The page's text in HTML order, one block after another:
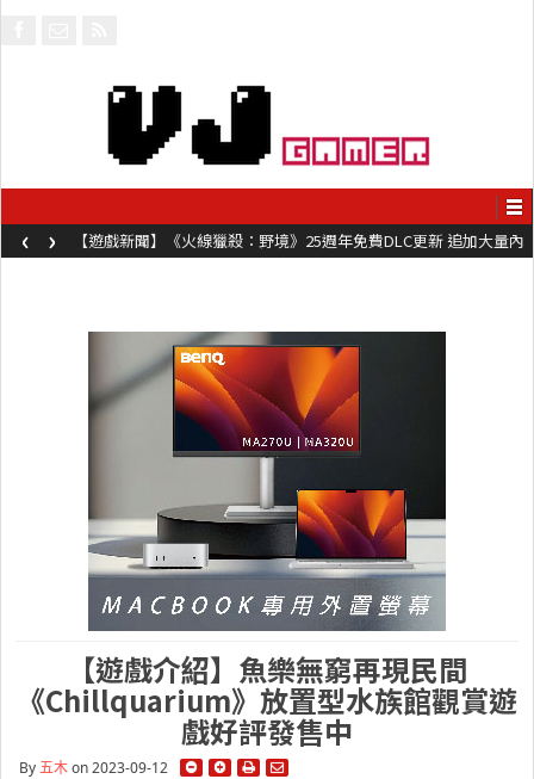
【遊戲新聞】《火線獵殺：野境》25週年免費DLC更新 追加大量內
容同時系舊作限時超平價折扣
‹ ›
【遊戲介紹】魚樂無窮再現民間
《Chillquarium》放置型水族館觀賞遊
戲好評發售中
By五木on 2023-09-12